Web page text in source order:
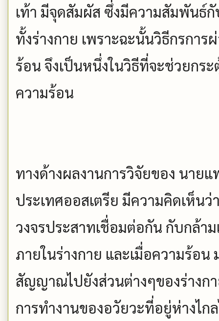
เท้า มีจุดสัมผัส ซึ่งมีความสัมพันธ์
ทั้งร่างกาย เพราะฉะนั้นวิธีกรกา
ร้อน จึงเป็นหนึ่งในวิธีที่จะช่วยกร
ความร้อน
ทางด้างผลงานการวิจัยของ นาย
ประเทศออสเตรีย มีความคิดเห็น
วงจรประสาทเชื่อมต่อกัน กับกล้า
ภายในร่างกาย และเมื่อความร้อ
สัญญาณไปยังส่วนต่างๆของร่างก
การทำงานของอวัยวะที่อยู่ห่างไก